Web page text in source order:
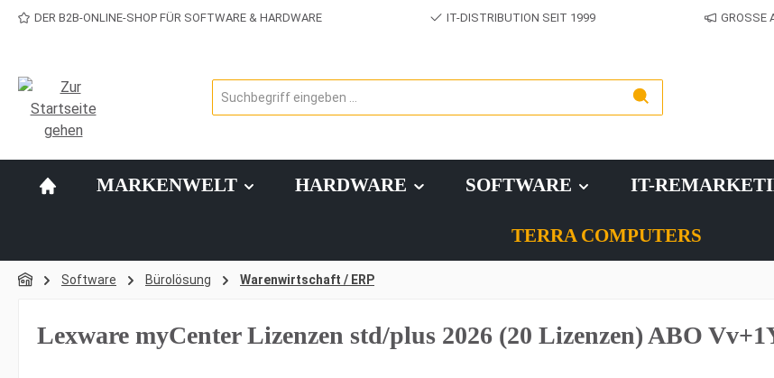
Hauptinhalt springen
Zur Suche springen
Zur Hauptnavigation springen
DER B2B-ONLINE-SHOP FÜR SOFTWARE & HARDWARE IT-DISTRIBUTION SEIT 1999 GROSSE
MARKENWELT HARDWARE SOFTWARE IT-
TERRA COMPUTERS
Software Bürolösung Warenwirtschaft / ERP
Lexware myCenter Lizenzen std/plus 2026 (20 Lizenzen) ABO